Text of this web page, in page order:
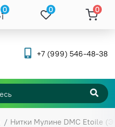
0 0 0
+7 (999) 546-48-38
Нитки Мулине DMC Etoile